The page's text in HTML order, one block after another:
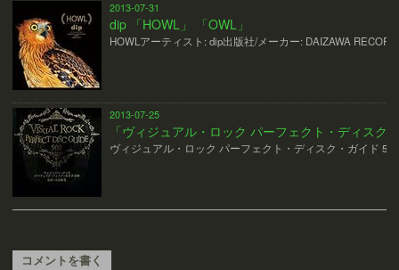
2013-07-31
dip 「HOWL」 「OWL」
HOWLアーティスト: dip出版社/メーカー: DAIZAWA
2013-07-25
「ヴィジュアル・ロック パーフェクト・ディスク
ヴィジュアル・ロック パーフェクト・ディスク・ガイド
コメントを書く